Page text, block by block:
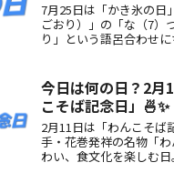
7月25日は「かき氷の日
ごおり）」の「な（7）
り」という語呂合わせ
ごし方を紹介します。
今日は何の日？2月
こそば記念日」🍜✨
2月11日は「わんこそば
手・花巻発祥の名物「
わい、食文化を楽しむ